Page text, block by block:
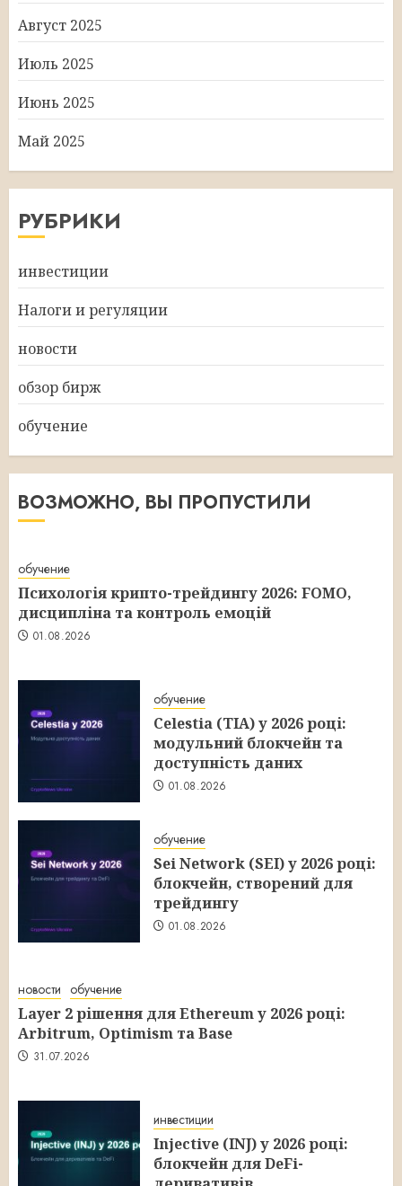
Август 2025
Июль 2025
Июнь 2025
Май 2025
РУБРИКИ
инвестиции
Налоги и регуляции
новости
обзор бирж
обучение
ВОЗМОЖНО, ВЫ ПРОПУСТИЛИ
обучение
Психологія крипто-трейдингу 2026: FOMO,
дисципліна та контроль емоцій
01.08.2026
обучение
Celestia (TIA) у 2026 році:
модульний блокчейн та
доступність даних
01.08.2026
обучение
Sei Network (SEI) у 2026 році:
блокчейн, створений для
трейдингу
01.08.2026
новости обучение
Layer 2 рішення для Ethereum у 2026 році:
Arbitrum, Optimism та Base
31.07.2026
инвестиции
Injective (INJ) у 2026 році:
блокчейн для DeFi-